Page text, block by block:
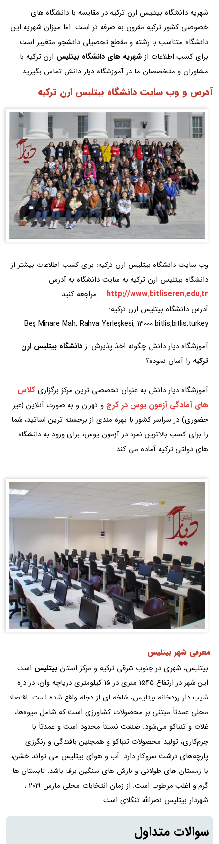
شهریه دانشگاه بیتلیس ارن ترکیه در مقایسه با دانشگاه های
خصوصی کشور ترکیه مقرون به صرفه تر است. اما میزان شهریه این
دانشگاه متناسب با رشته و مقطع تحصیلی دانشجو متغییر است.
برای کسب اطلاعات از شهریه های دانشگاه بیتلیس ارن ترکیه با
مشاوران و متخصصان ما در آموزشگاه دیار دانش تماس بگیرید.
آدرس و وب سایت دانشگاه بیتلیس ارن ترکیه
وب سایت دانشگاه بیتلیس ارن ترکیه: برای کسب اطلاعات بیشتر از
دانشگاه بیتلیس ارن ترکیه به سایت دانشگاه به آدرس
http://www.bitliseren.edu.tr مراجعه کنید.
آدرس دانشگاه بیتلیس ارن ترکیه:
Beş Minare Mah, Rahva Yerleşkesi, 13000 bitlis,bitlis,turkey
آموزشگاه دیار دانش چگونه اخذ پذیرش از دانشگاه بیتلیس ارن
ترکیه را آسان نموده؟
آموزشگاه دیار دانش به عنوان تخصصی ترین مرکز برگزاری کلاس
های آمادگی آزمون یوس در کرج و تهران و به صورت آنلاین (غیر
حضوری) در سراسر کشور با بهره مندی از برجسته ترین اساتید، شما
را برای کسب بالاترین نمره در آزمون یوس، برای ورود به دانشگاه
های دولتی ترکیه آماده می کند.
معرفی شهر بیتلیس
بیتلیس، شهری در جنوب شرقی ترکیه و مرکز استان بیتلیس است.
این شهر در ارتفاع 1545 متری در 15 کیلومتری دریاچه وان، در دره
شیب دار رودخانه بیتلیس، شاخه ای از دجله واقع شده است. اقتصاد
محلی عمدتاً مبتنی بر محصولات کشاورزی است که شامل میوه‌ها،
غلات و تنباکو می‌شود. صنعت نسبتاً محدود است و عمدتاً با
چرم‌کاری، تولید محصولات تنباکو و همچنین بافندگی و رنگرزی
پارچه‌های درشت سروکار دارد. آب و هوای بیتلیس می تواند خشن،
با زمستان های طولانی و بارش های سنگین برف باشد. تابستان ها
گرم و اغلب مرطوب است. از زمان انتخابات محلی مارس 2019 ،
شهردار بیتلیس نصرالله تنگلای است.
سوالات متداول